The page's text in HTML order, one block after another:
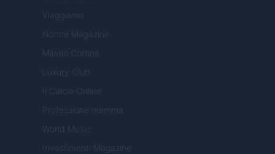
Viaggiamo
Nonne Magazine
Milano Cortina
Luxury Club
Il Calcio Online
Professione mamma
World Music
Investimenti Magazine